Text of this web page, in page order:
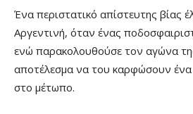
Ένα περιστατικό απίστευτης βίας
Αργεντινή, όταν ένας
ενώ παρακολουθούσε τον αγώνα
αποτέλεσμα να του καρφώσουν ένα
στο μέτωπο.